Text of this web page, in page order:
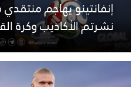
نشرتم الأكاذيب وكرة